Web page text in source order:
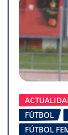
FÚTBOL
FÚTBOL